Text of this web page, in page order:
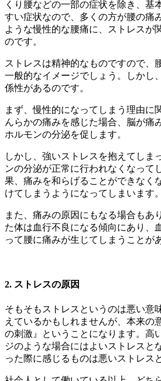
くり腰などの一部の症状を除き、基
すい症状なので、多くの方が腰の痛
ような慢性的な腰痛に、ストレスが
のです。
ストレスは精神的なものですので、
一般的なイメージでしょう。しかし
係性があるのです。
まず、慢性的になってしまう理由に
んらかの痛みを感じた場合、脳が痛
ホルモンの分泌を促します。
しかし、強いストレスを抱えてしま
ンの分泌が正常に行われなくなって
果、痛みを和らげることができなく
けてしまうようになってしまいます。
また、痛みの原因にもなる場合もあ
た体は血行不良になる傾向にあり、
って腰に痛みが生じてしまうことが
2. ストレスの原因
そもそもストレスというのは悪い意
えているかもしれませんが、本来の
の刺激』ということになります。高
ジのような場合にはよいストレスと
った際に感じるものは悪いストレス